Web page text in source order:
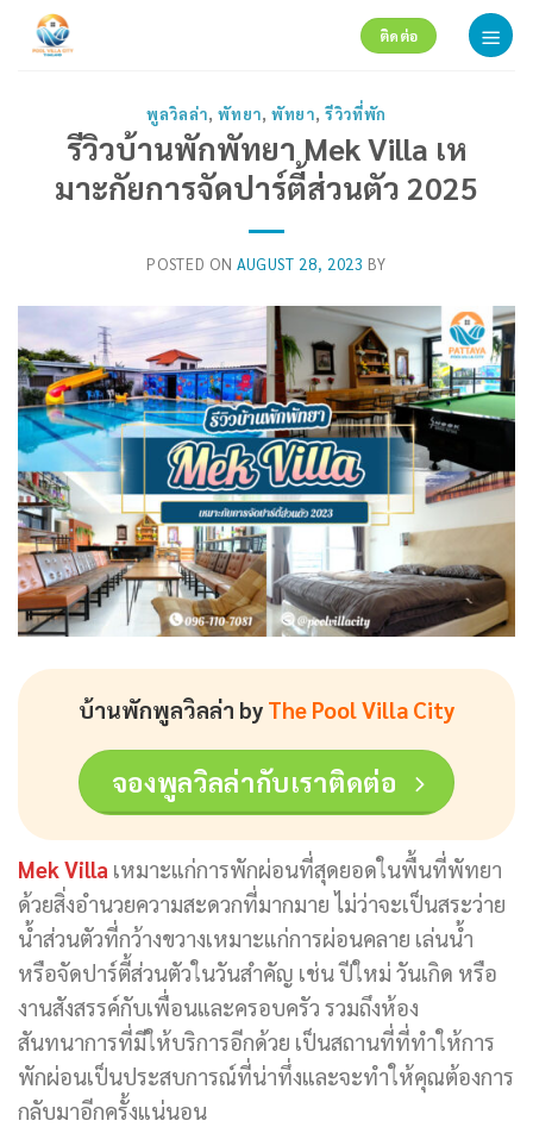
ติดต่อ
พูลวิลล่า,พัทยา,พัทยา,รีวิวที่พัก
รีวิวบ้านพักพัทยา Mek Villa เห
มาะกัยการจัดปาร์ตี้ส่วนตัว 2025
POSTED ON AUGUST 28, 2023 BY
บ้านพักพูลวิลล่า by The Pool Villa City
จองพูลวิลล่ากับเราติดต่อ
Mek Villa เหมาะแก่การพักผ่อนที่สุดยอดในพื้นที่พัทยา
ด้วยสิ่งอำนวยความสะดวกที่มากมาย ไม่ว่าจะเป็นสระว่าย
น้ำส่วนตัวที่กว้างขวางเหมาะแก่การผ่อนคลาย เล่นน้ำ
หรือจัดปาร์ตี้ส่วนตัวในวันสำคัญ เช่น ปีใหม่ วันเกิด หรือ
งานสังสรรค์กับเพื่อนและครอบครัว รวมถึงห้อง
สันทนาการที่มีให้บริการอีกด้วย เป็นสถานที่ที่ทำให้การ
พักผ่อนเป็นประสบการณ์ที่น่าทึ่งและจะทำให้คุณต้องการ
กลับมาอีกครั้งแน่นอน